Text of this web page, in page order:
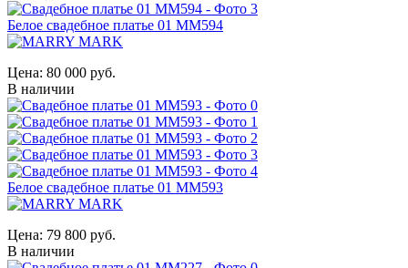
Белое свадебное платье 01 MM594
Цена: 80 000 руб.
В наличии
Белое свадебное платье 01 MM593
Цена: 79 800 руб.
В наличии